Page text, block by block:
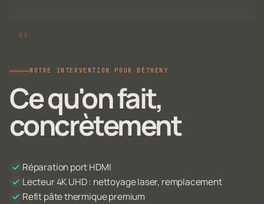
NOTRE INTERVENTION POUR BÉTHENY
Ce qu'on fait,
concrètement
Réparation port HDMI
Lecteur 4K UHD : nettoyage laser, remplacement
Refit pâte thermique premium